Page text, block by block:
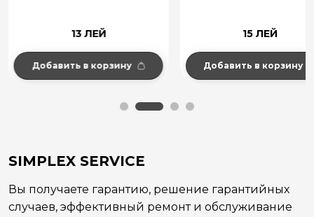
13 ЛЕЙ
Добавить в корзину
15 ЛЕЙ
Добавить в корзину
SIMPLEX SERVICE
Вы получаете гарантию, решение гарантийных
случаев, эффективный ремонт и обслуживание